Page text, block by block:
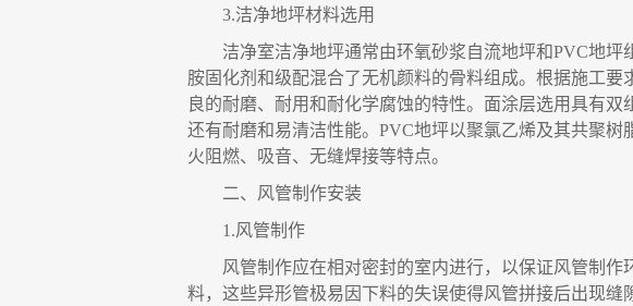
3.洁净地坪材料选用
洁净室洁净地坪通常由环氧砂浆自流地坪和PVC地坪
胺固化剂和级配混合了无机颜料的骨料组成。根据施工要
良的耐磨、耐用和耐化学腐蚀的特性。面涂层选用具有双
还有耐磨和易清洁性能。 PVC地坪以聚氯乙烯及其共聚树
火阻燃、吸音、无缝焊接等特点。
二、 风管制作安装
1.风管制作
风管制作应在相对密封的室内进行， 以保证风管制作
料， 这些异形管极易因下料的失误使得风管拼接后出现缝